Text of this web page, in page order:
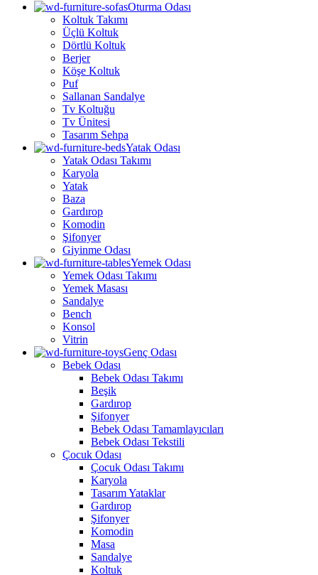
Oturma Odası
Koltuk Takımı
Üçlü Koltuk
Dörtlü Koltuk
Berjer
Köşe Koltuk
Puf
Sallanan Sandalye
Tv Koltuğu
Tv Ünitesi
Tasarım Sehpa
Yatak Odası
Yatak Odası Takımı
Karyola
Yatak
Baza
Gardırop
Komodin
Şifonyer
Giyinme Odası
Yemek Odası
Yemek Odası Takımı
Yemek Masası
Sandalye
Bench
Konsol
Vitrin
Genç Odası
Bebek Odası
Bebek Odası Takımı
Beşik
Gardırop
Şifonyer
Bebek Odası Tamamlayıcıları
Bebek Odası Tekstili
Çocuk Odası
Çocuk Odası Takımı
Karyola
Tasarım Yataklar
Gardırop
Şifonyer
Komodin
Masa
Sandalye
Koltuk